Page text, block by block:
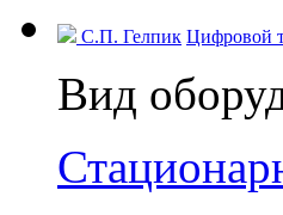
С.П. Гелпик Цифровой
Вид